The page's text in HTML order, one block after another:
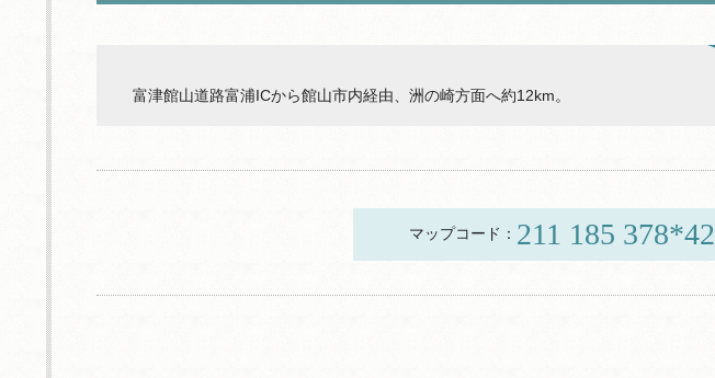
富津館山道路富浦ICから館山市内経由、洲の崎方面へ約12km。
マップコード： 211 185 378*42